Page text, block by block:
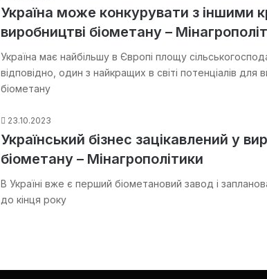
Україна може конкурувати з іншими
виробництві біометану –
Україна має найбільшу в Європі площу
відповідно, один з найкращих в світі потенціалів для
біометану
23.10.2023
Український бізнес зацікавлений у
біометану – Мінагрополітики
В Україні вже є перший біометановий завод і
до кінця року